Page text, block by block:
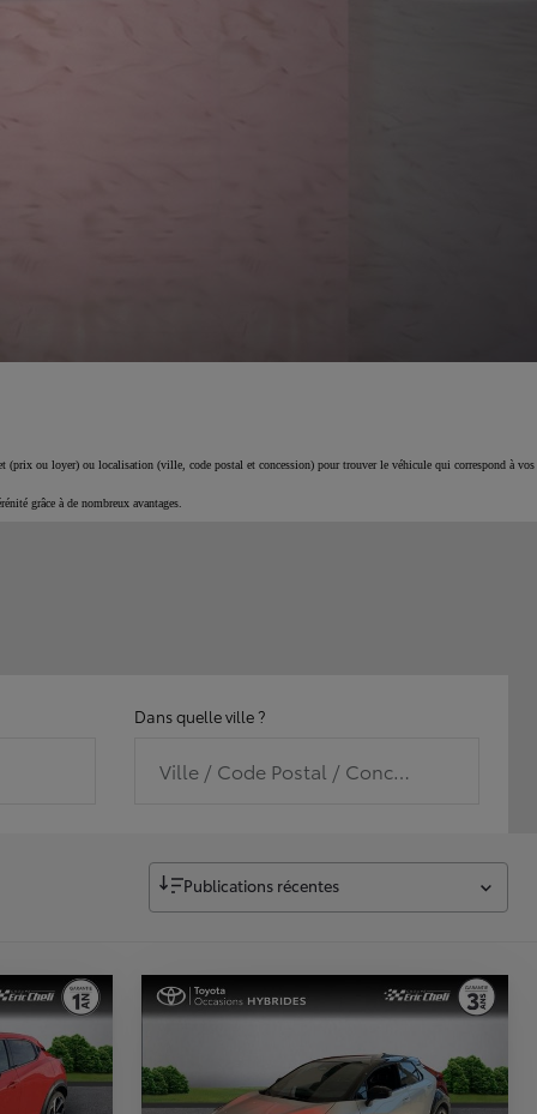
(prix ou loyer) ou localisation (ville, code postal et concession) pour trouver le véhicule qui correspond à vos
grâce à de nombreux avantages.
Dans quelle ville ?
Ville / Code Postal / Concession
Publications récentes